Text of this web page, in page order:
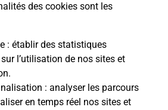
des cookies sont les
: établir des statistiques
l’utilisation de nos sites et
: analyser les parcours
en temps réel nos sites et
une
livraison ?
participe-t-elle
au quotidien ?